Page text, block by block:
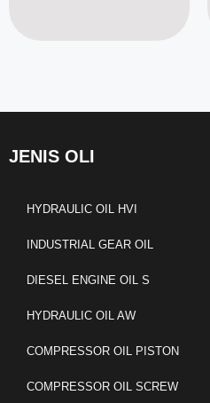
JENIS OLI
HYDRAULIC OIL HVI
INDUSTRIAL GEAR OIL
DIESEL ENGINE OIL S
HYDRAULIC OIL AW
COMPRESSOR OIL PISTON
COMPRESSOR OIL SCREW